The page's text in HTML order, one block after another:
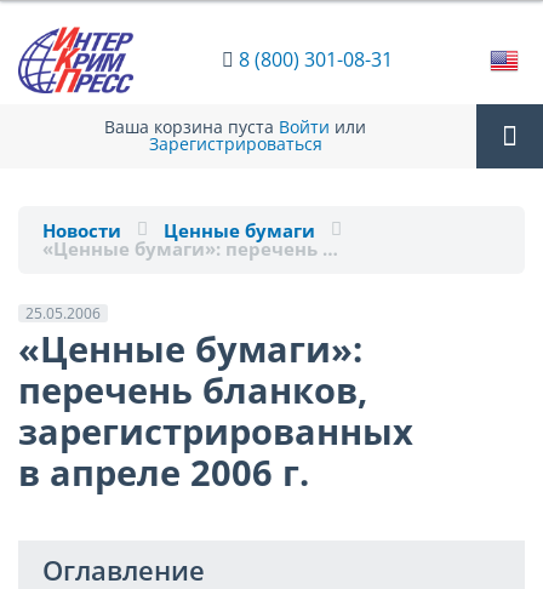
8 (800) 301-08-31
Ваша корзина пуста Войти или
Зарегистрироваться
Новости Ценные бумаги
«Ценные бумаги»: перечень …
25.05.2006
«Ценные бумаги»:
перечень бланков,
зарегистрированных
в апреле 2006 г.
Оглавление